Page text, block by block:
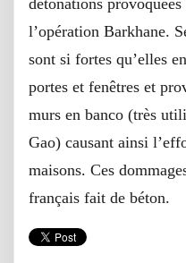
l’opération Barkhane.
sont si fortes qu’elles
portes et fenêtres et
murs en banco (très
Gao) causant ainsi
maisons. Ces
français fait de béton.